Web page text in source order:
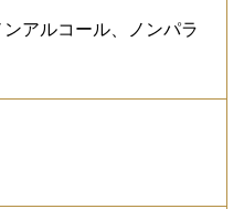
アルコール、ノンパラ